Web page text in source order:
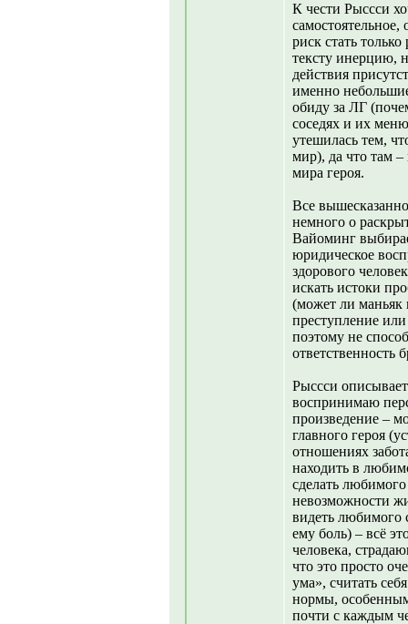
К чести Рыссси
риск стать
тексту инерцию,
действия
именно
обиду за ЛГ
соседях и их
утешилась тем,
мир), да что там
мира героя.
Все
немного о
Вайоминг
юридическое
здорового
искать истоки
(может ли маньяк
преступление
поэтому не
ответственность
Рыссси
воспринимаю
произведение –
главного героя
отношениях
находить в
сделать
невозможности
видеть любимого
ему боль) – всё
человека,
что это просто
ума», считать
нормы,
почти с каждым